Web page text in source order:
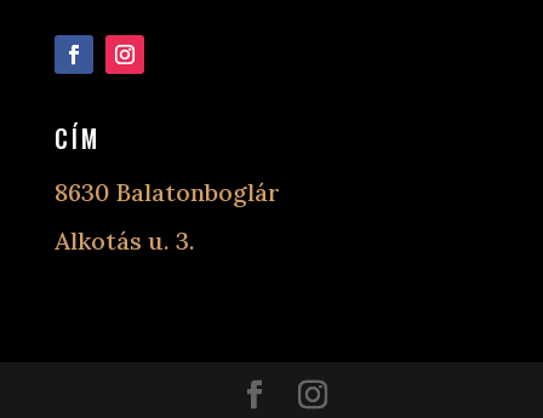
Követés
CÍM
8630 Balatonboglár
Alkotás u. 3.